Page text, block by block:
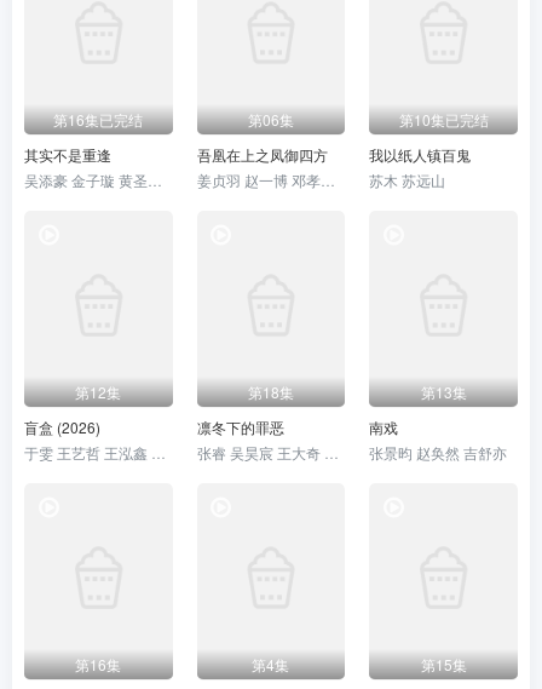
第16集已完结
其实不是重逢
第06集
吾凰在上之凤御四方
姜贞羽 赵一博 邓孝慈 郝熠然
第10集已完结
我以纸人镇百鬼
苏木 苏远山
第12集
盲盒 (2026)
第18集
凛冬下的罪恶
第13集
南戏
张景昀 赵奂然 吉舒亦
第16集
第4集
第15集